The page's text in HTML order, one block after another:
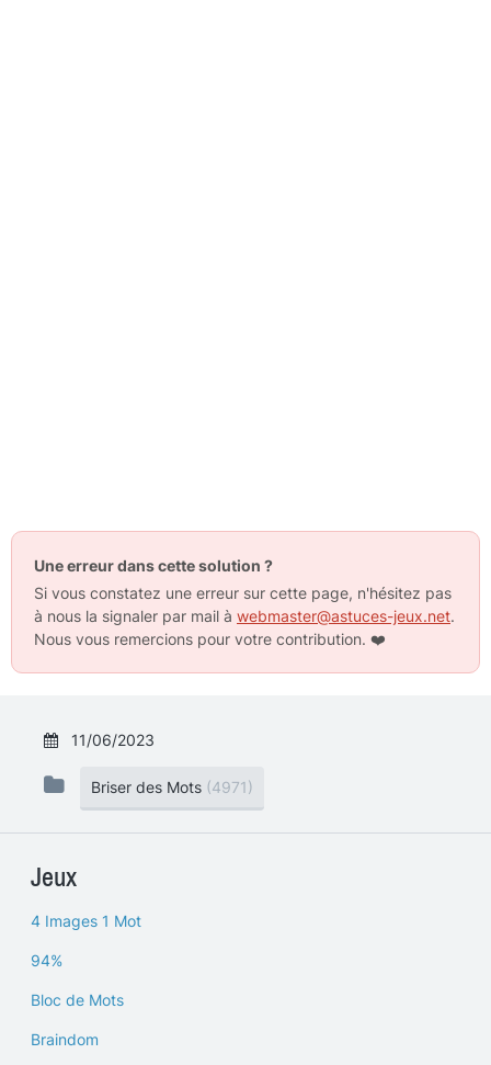
Une erreur dans cette solution ?
Si vous constatez une erreur sur cette page, n'hésitez pas
à nous la signaler par mail à webmaster@astuces-jeux.net.
Nous vous remercions pour votre contribution. ❤️
11/06/2023
Briser des Mots (4971)
Jeux
4 Images 1 Mot
94%
Bloc de Mots
Braindom